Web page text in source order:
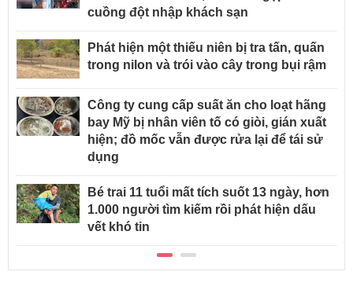
cuồng đột nhập khách sạn
Phát hiện một thiếu niên bị tra tấn, quấn
trong nilon và trói vào cây trong bụi rậm
Công ty cung cấp suất ăn cho loạt hãng
bay Mỹ bị nhân viên tố có giòi, gián xuất
hiện; đồ mốc vẫn được rửa lại để tái sử
dụng
Bé trai 11 tuổi mất tích suốt 13 ngày, hơn
1.000 người tìm kiếm rồi phát hiện dấu
vết khó tin